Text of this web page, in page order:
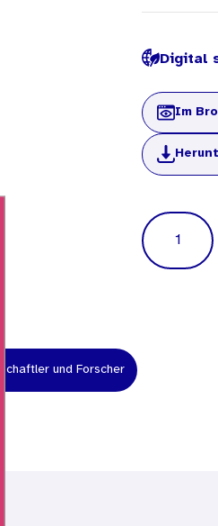
Digital
Im
Menge
und Forscher